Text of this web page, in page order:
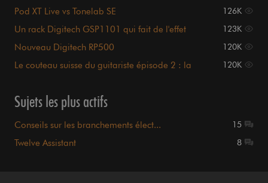
Pod XT Live vs Tonelab SE 126K
Un rack Digitech GSP1101 qui fait de l'effet 123K
Nouveau Digitech RP500 120K
Le couteau suisse du guitariste épisode 2 : la
120K
Sujets les plus actifs
Conseils sur les branchements élect... 15
Twelve Assistant 8